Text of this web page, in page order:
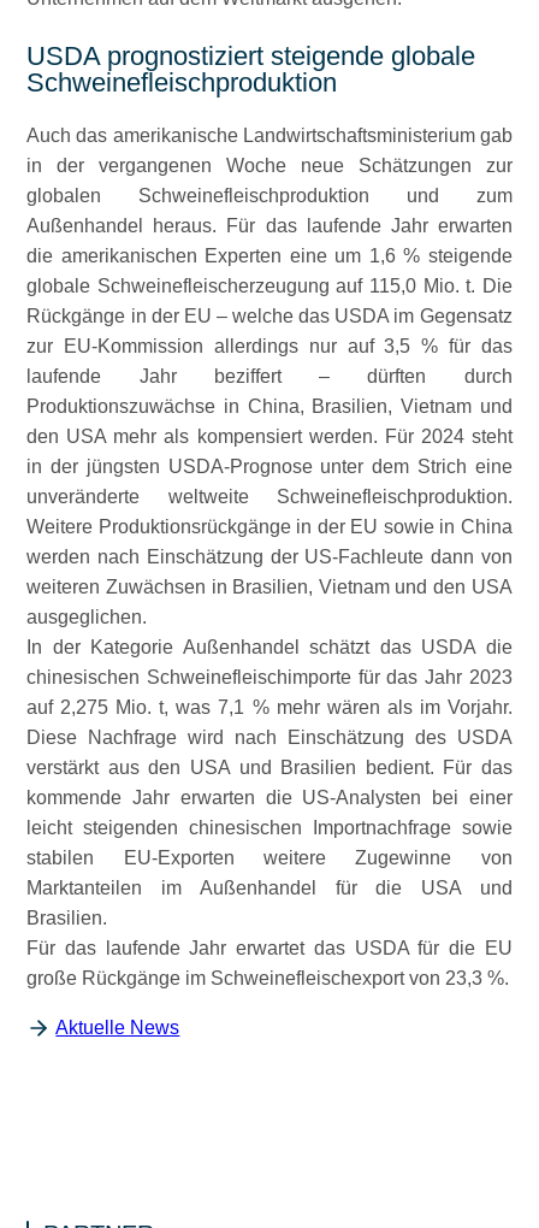
USDA prognostiziert steigende globale
Schweinefleischproduktion
Auch das amerikanische Landwirtschaftsministerium gab
in der vergangenen Woche neue Schätzungen zur
globalen Schweinefleischproduktion und zum
Außenhandel heraus. Für das laufende Jahr erwarten
die amerikanischen Experten eine um 1,6 % steigende
globale Schweinefleischerzeugung auf 115,0 Mio. t. Die
Rückgänge in der EU – welche das USDA im Gegensatz
zur EU-Kommission allerdings nur auf 3,5 % für das
laufende Jahr beziffert – dürften durch
Produktionszuwächse in China, Brasilien, Vietnam und
den USA mehr als kompensiert werden. Für 2024 steht
in der jüngsten USDA-Prognose unter dem Strich eine
unveränderte weltweite Schweinefleischproduktion.
Weitere Produktionsrückgänge in der EU sowie in China
werden nach Einschätzung der US-Fachleute dann von
weiteren Zuwächsen in Brasilien, Vietnam und den USA
ausgeglichen.
In der Kategorie Außenhandel schätzt das USDA die
chinesischen Schweinefleischimporte für das Jahr 2023
auf 2,275 Mio. t, was 7,1 % mehr wären als im Vorjahr.
Diese Nachfrage wird nach Einschätzung des USDA
verstärkt aus den USA und Brasilien bedient. Für das
kommende Jahr erwarten die US-Analysten bei einer
leicht steigenden chinesischen Importnachfrage sowie
stabilen EU-Exporten weitere Zugewinne von
Marktanteilen im Außenhandel für die USA und
Brasilien.
Für das laufende Jahr erwartet das USDA für die EU
große Rückgänge im Schweinefleischexport von 23,3 %.
Aktuelle News